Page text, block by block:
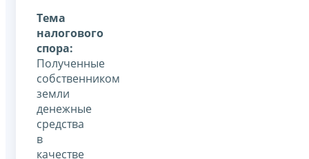
Тема
налогового
спора:
Полученные
собственником
земли
денежные
средства
в
качестве